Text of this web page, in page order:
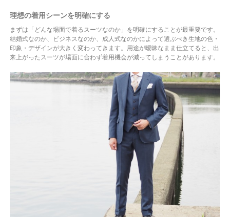
理想の着用シーンを明確にする
まずは「どんな場面で着るスーツなのか」を明確にすることが最重要です。
結婚式なのか、ビジネスなのか、成人式なのかによって選ぶべき生地の色・
印象・デザインが大きく変わってきます。用途が曖昧なまま仕立てると、出
来上がったスーツが場面に合わず着用機会が減ってしまうことがあります。